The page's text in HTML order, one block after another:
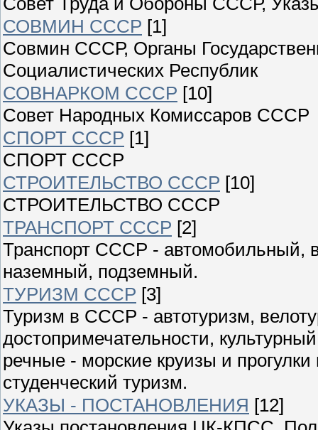
СОВМИН СССР [1]
Совмин СССР, Органы
Социалистических Республик
СОВНАРКОМ СССР [10]
Совет Народных Комиссаров СССР
СПОРТ СССР [1]
СПОРТ СССР
СТРОИТЕЛЬСТВО СССР [10]
СТРОИТЕЛЬСТВО СССР
ТРАНСПОРТ СССР [2]
Транспорт СССР - автомобильный,
наземный, подземный.
ТУРИЗМ СССР [3]
Туризм в СССР - автотуризм,
достопримечательности,
речные - морские круизы и
студенческий туризм.
УКАЗЫ - ПОСТАНОВЛЕНИЯ [12]